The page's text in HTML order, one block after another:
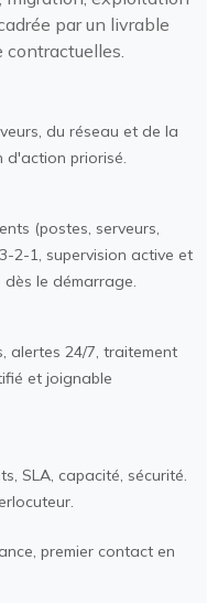
par un livrable
du réseau et de la
d'action priorisé.
(postes, serveurs,
2-1, supervision active et
le démarrage.
alertes 24/7, traitement
et joignable
SLA, capacité, sécurité.
premier contact en